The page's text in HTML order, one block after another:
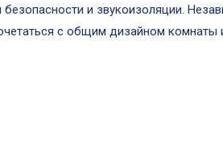
и звукоизоляции.
с общим дизайном комнаты